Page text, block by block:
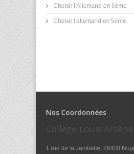
Choisir l'Allemand en 6ème
Choisir l'allemand en 5ème
Nos Coordonnées
Collège Louis
1 rue de la Jambette, 28400